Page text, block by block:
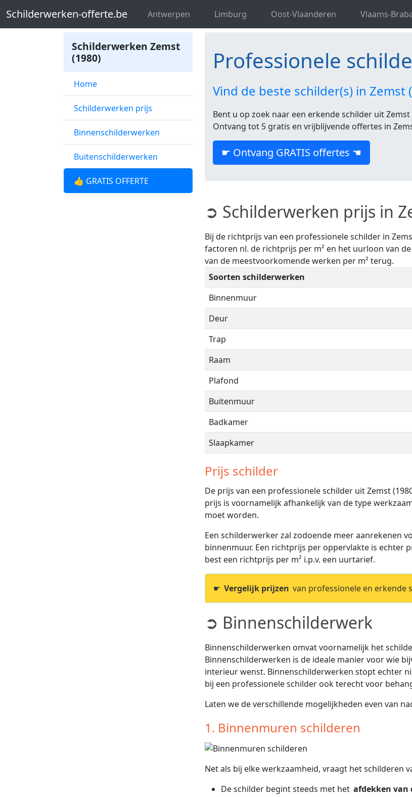
Schilderwerken-offerte.be Antwerpen Limburg Oost-Vlaanderen Vlaams-
Schilderwerken-offerte.be Professionele schilder(s) in Vlaams-Brabant
Schilderwerken Zemst
(1980)
Home
Schilderwerken prijs
Binnenschilderwerken
Buitenschilderwerken
👍 GRATIS OFFERTE
Professionele
Vind de beste schilder(s) in Zemst
Bent u op zoek naar een erkende schilder uit
Ontvang tot 5 gratis en vrijblijvende offertes in
☛ Ontvang GRATIS offertes ☚
➲ Schilderwerken prijs in
Bij de richtprijs van een professionele schilder in
factoren nl. de richtprijs per m² en het uurloon van
van de meestvoorkomende werken per m² terug.
Soorten schilderwerken
Binnenmuur
Deur
Trap
Raam
Plafond
Buitenmuur
Badkamer
Slaapkamer
Prijs schilder
De prijs van een professionele schilder uit Zemst
prijs is voornamelijk afhankelijk van de type
moet worden.
Een schilderwerker zal zodoende meer aanrekenen
binnenmuur. Een richtprijs per oppervlakte is echter
best een richtprijs per m² i.p.v. een uurtarief.
☛ Vergelijk prijzen van professionele en erkende
➲ Binnenschilderwerk
Binnenschilderwerken omvat voornamelijk het
Binnenschilderwerken is de ideale manier voor wie
interieur wenst. Binnenschilderwerken stopt echter
bij een professionele schilder ook terecht voor
Laten we de verschillende mogelijkheden even van
1. Binnenmuren schilderen
Net als bij elke werkzaamheid, vraagt het
De schilder begint steeds met het afdekken van